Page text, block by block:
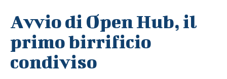
Avvio di Open Hub, il
primo birrificio
condiviso